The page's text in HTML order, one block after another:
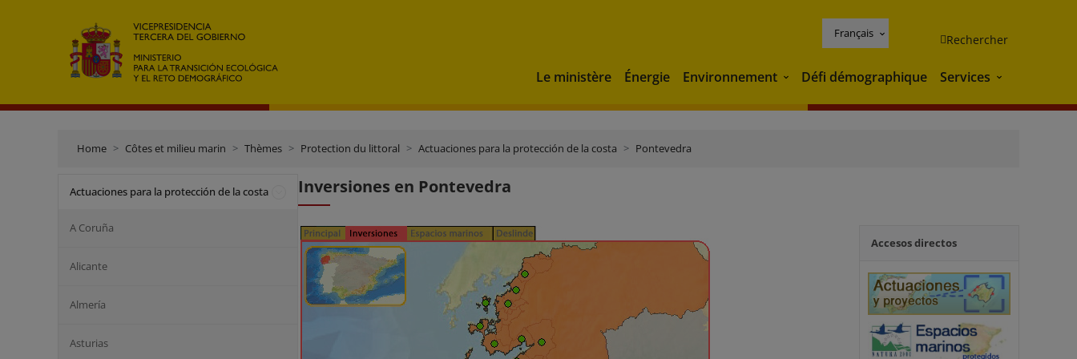
Français Rechercher
Le ministère Énergie Environnement Environnement
Défi démographique Services Services
Home Côtes et milieu marin Thèmes Protection du littoral Actuaciones para la protección de la costa Pontevedra
Actuaciones para la protección de la costa
A Coruña
Alicante
Almería
Asturias
Inversiones en Pontevedra
Accesos directos